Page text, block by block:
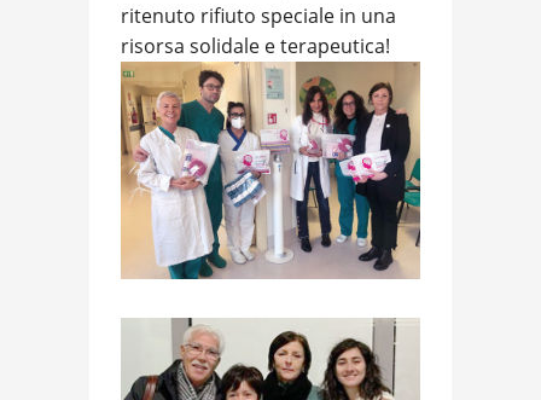
ritenuto rifiuto speciale in una
risorsa solidale e terapeutica!